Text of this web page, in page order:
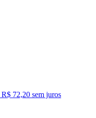
R$ 72,20 sem juros